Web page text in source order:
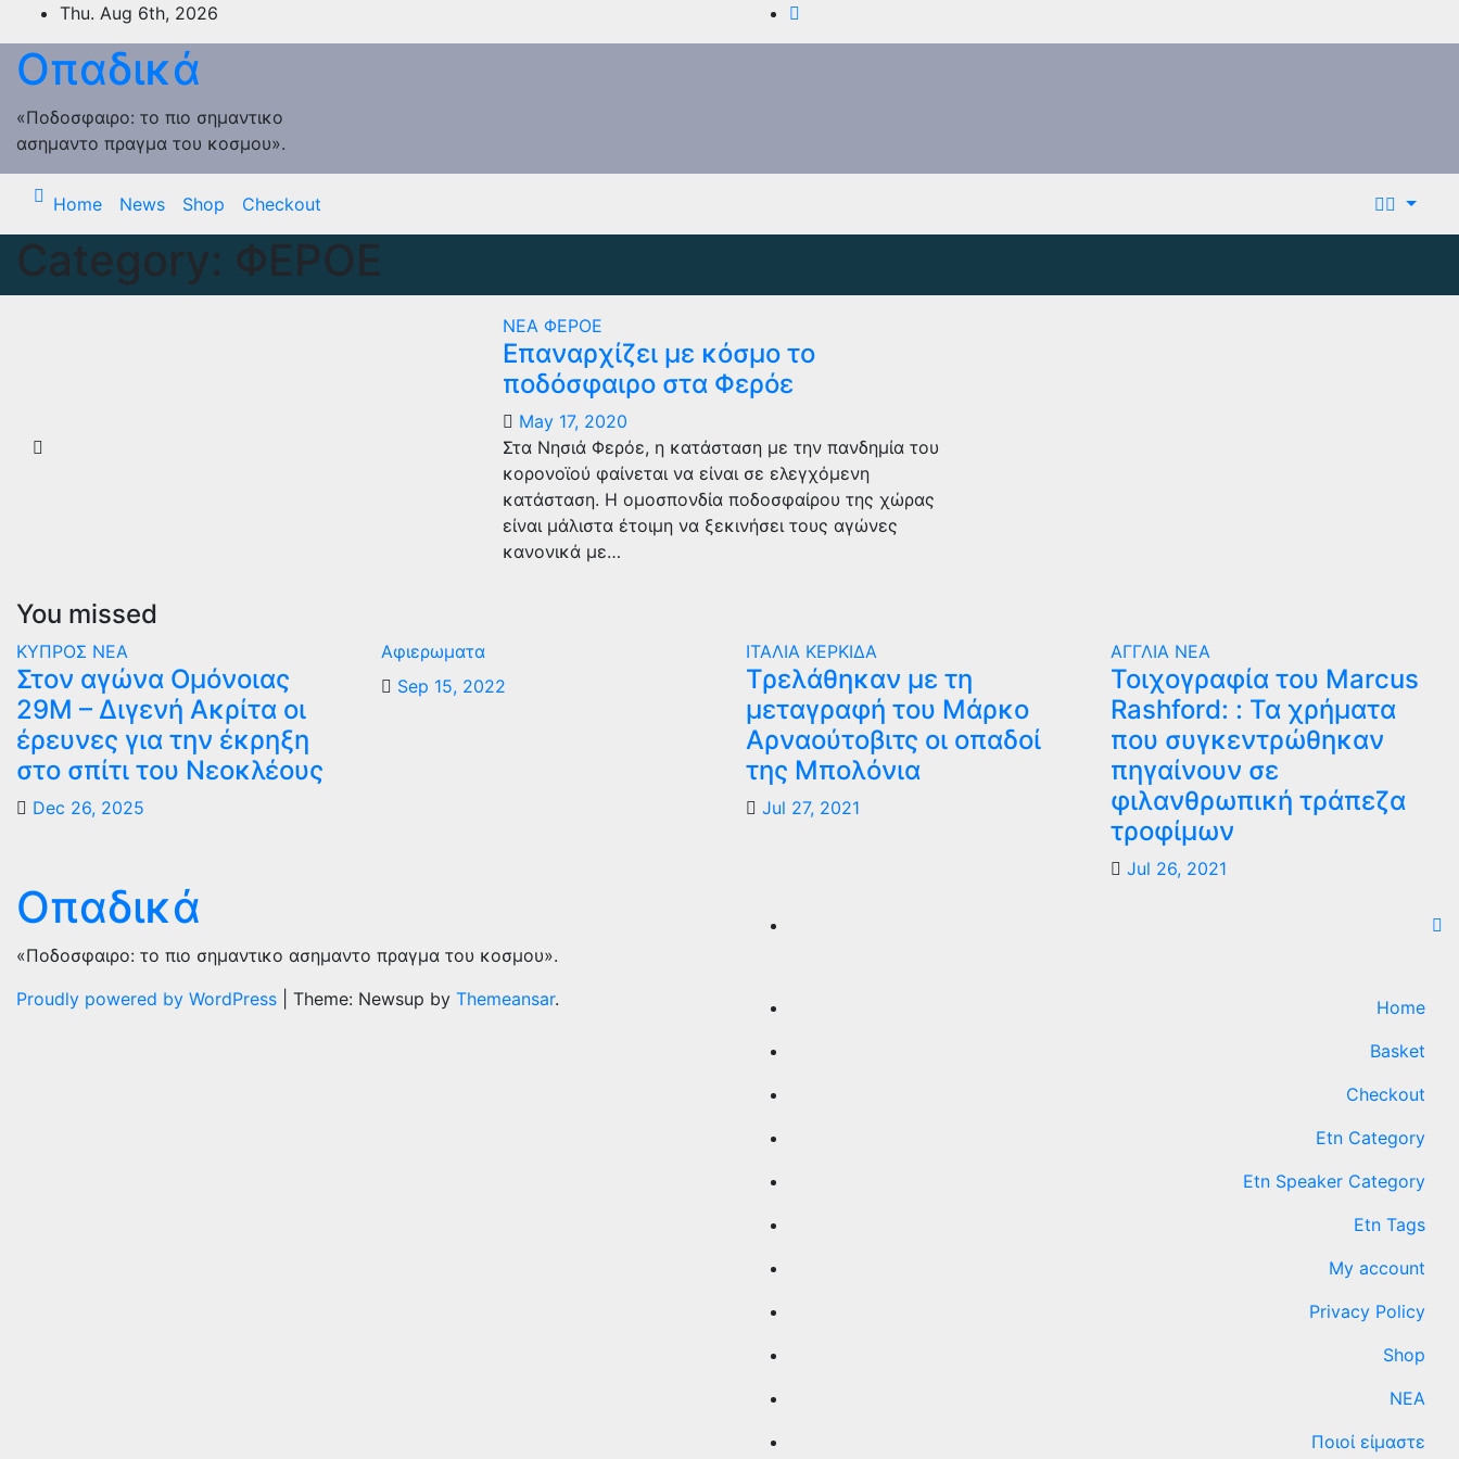
to
content
Thu. Aug 6th, 2026
Οπαδικά
«Ποδοσφαιρο: το πιο σημαντικο
ασημαντο πραγμα του κοσμου».
Home News Shop Checkout
Category: ΦΕΡΟΕ
ΝΕΑ ΦΕΡΟΕ
Επαναρχίζει με κόσμο το
ποδόσφαιρο στα Φερόε
May 17, 2020
Στα Νησιά Φερόε, η κατάσταση με την πανδημία του
κορονοϊού φαίνεται να είναι σε ελεγχόμενη
κατάσταση. Η ομοσπονδία ποδοσφαίρου της χώρας
είναι μάλιστα έτοιμη να ξεκινήσει τους αγώνες
κανονικά με…
You missed
ΚΥΠΡΟΣ ΝΕΑ
Στον αγώνα Ομόνοιας
29Μ – Διγενή Ακρίτα οι
έρευνες για την έκρηξη
στο σπίτι του Νεοκλέους
Dec 26, 2025
Αφιερωματα
Sep 15, 2022
ΙΤΑΛΙΑ ΚΕΡΚΙΔΑ
Τρελάθηκαν με τη
μεταγραφή του Μάρκο
Αρναούτοβιτς οι οπαδοί
της Μπολόνια
Jul 27, 2021
ΑΓΓΛΙΑ ΝΕΑ
Τοιχογραφία του Marcus
Rashford: : Τα χρήματα
που συγκεντρώθηκαν
πηγαίνουν σε
φιλανθρωπική τράπεζα
τροφίμων
Jul 26, 2021
Οπαδικά
«Ποδοσφαιρο: το πιο σημαντικο ασημαντο πραγμα του κοσμου».
Proudly powered by WordPress
Theme: Newsup by Themeansar.
Home
Basket
Checkout
Etn Category
Etn Speaker Category
Etn Tags
My account
Privacy Policy
Shop
ΝΕΑ
Ποιοί είμαστε